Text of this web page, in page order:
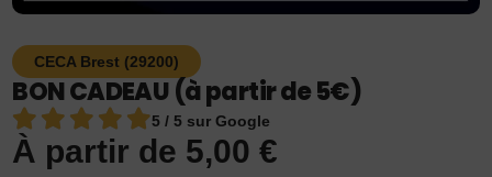
CECA Brest (29200)
BON CADEAU (à partir de 5€)
5 / 5 sur Google
À partir de 5,00€